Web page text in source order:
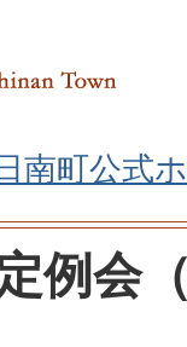
南町公式
例会